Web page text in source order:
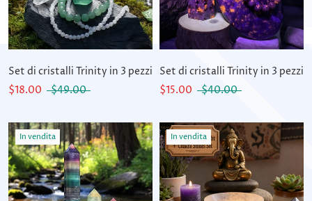
Set di cristalli Trinity in 3 pezzi
$18.00
$49.00
Set di cristalli Trinity in 3 pezzi
$15.00
$40.00
In vendita In vendita